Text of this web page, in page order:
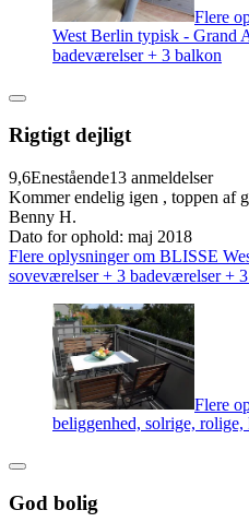
Flere
West Berlin typisk - Grand
badeværelser + 3 balkon
Rigtigt dejligt
9,6Enestående13 anmeldelser
Kommer endelig igen , toppen af
Benny H.
Dato for ophold: maj 2018
Flere oplysninger om BLISSE
soveværelser + 3 badeværelser +
Flere
beliggenhed, solrige,
God bolig